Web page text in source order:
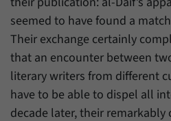
seemed to have found a
Their exchange certainly
that an encounter between
literary writers from different
have to be able to dispel all
decade later, their remarkably